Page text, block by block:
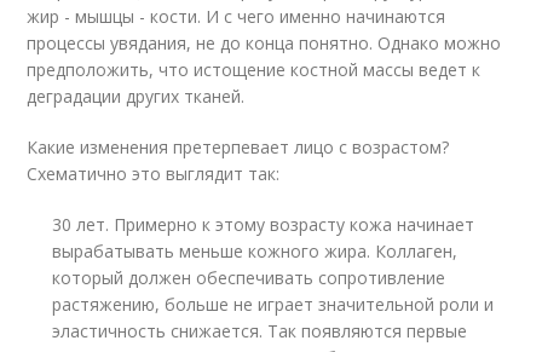
жир - мышцы - кости. И с чего именно начинаются
процессы увядания, не до конца понятно. Однако можно
предположить, что истощение костной массы ведет к
деградации других тканей.
Какие изменения претерпевает лицо с возрастом?
Схематично это выглядит так:
30 лет. Примерно к этому возрасту кожа начинает
вырабатывать меньше кожного жира. Коллаген,
который должен обеспечивать сопротивление
растяжению, больше не играет значительной роли и
эластичность снижается. Так появляются первые